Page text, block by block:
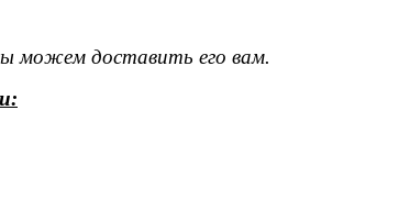
можем доставить его вам.